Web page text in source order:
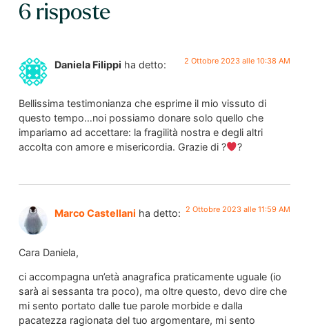
6 risposte
Daniela Filippi ha detto: 2 Ottobre 2023 alle 10:38 AM
Bellissima testimonianza che esprime il mio vissuto di
questo tempo…noi possiamo donare solo quello che
impariamo ad accettare: la fragilità nostra e degli altri
accolta con amore e misericordia. Grazie di ?
?
Marco Castellani ha detto: 2 Ottobre 2023 alle 11:59 AM
Cara Daniela,
ci accompagna un’età anagrafica praticamente uguale (io
sarà ai sessanta tra poco), ma oltre questo, devo dire che
mi sento portato dalle tue parole morbide e dalla
pacatezza ragionata del tuo argomentare, mi sento